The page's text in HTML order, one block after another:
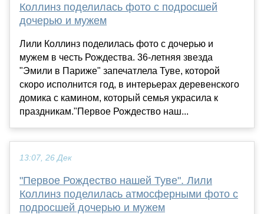
Коллинз поделилась фото с подросшей
дочерью и мужем
Лили Коллинз поделилась фото с дочерью и
мужем в честь Рождества. 36-летняя звезда
"Эмили в Париже" запечатлела Туве, которой
скоро исполнится год, в интерьерах деревенского
домика с камином, который семья украсила к
праздникам."Первое Рождество наш...
13:07, 26 Дек
"Первое Рождество нашей Туве". Лили
Коллинз поделилась атмосферными фото с
подросшей дочерью и мужем